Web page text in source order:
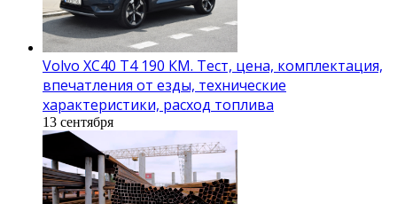
Volvo XC40 T4 190 КМ. Тест, цена, комплектация,
впечатления от езды, технические
характеристики, расход топлива
13 сентября